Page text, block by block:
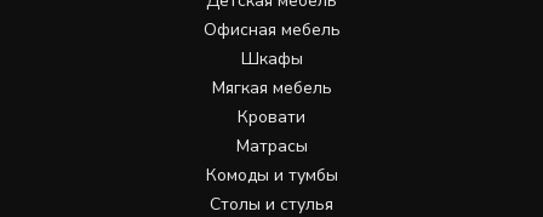
Офисная мебель
Шкафы
Мягкая мебель
Кровати
Матрасы
Комоды и тумбы
Столы и стулья